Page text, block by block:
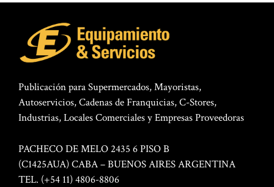
Publicación para Supermercados, Mayoristas,
Autoservicios, Cadenas de Franquicias, C-Stores,
Industrias, Locales Comerciales y Empresas Proveedoras
PACHECO DE MELO 2435 6 PISO B
(C1425AUA) CABA – BUENOS AIRES ARGENTINA
TEL. (+54 11) 4806-8806